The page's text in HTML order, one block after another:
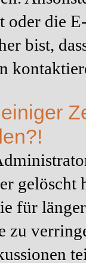
oder die
bist,
gelöscht
für
zu